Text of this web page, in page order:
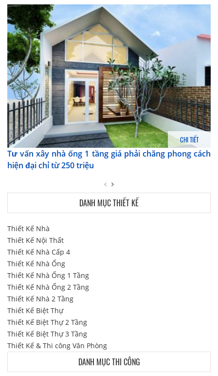
CHI TIẾT
Tư vấn xây nhà ống 1 tầng giá phải chăng phong cách
hiện đại chỉ từ 250 triệu
DANH MỤC THIẾT KẾ
Thiết Kế Nhà
Thiết Kế Nội Thất
Thiết Kế Nhà Cấp 4
Thiết Kế Nhà Ống
Thiết Kế Nhà Ống 1 Tầng
Thiết Kế Nhà Ống 2 Tầng
Thiết Kế Nhà 2 Tầng
Thiết Kế Biệt Thự
Thiết Kế Biệt Thự 2 Tầng
Thiết Kế Biệt Thự 3 Tầng
Thiết Kế & Thi công Văn Phòng
DANH MỤC THI CÔNG